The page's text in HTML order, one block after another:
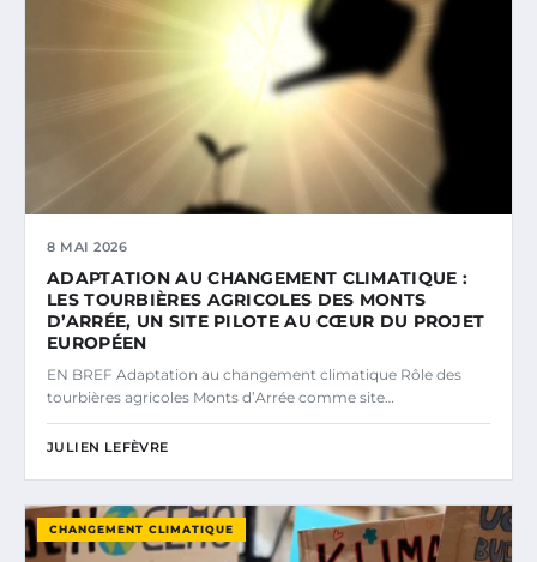
8 MAI 2026
ADAPTATION AU CHANGEMENT CLIMATIQUE :
LES TOURBIÈRES AGRICOLES DES MONTS
D’ARRÉE, UN SITE PILOTE AU CŒUR DU PROJET
EUROPÉEN
EN BREF Adaptation au changement climatique Rôle des
tourbières agricoles Monts d’Arrée comme site…
JULIEN LEFÈVRE
CHANGEMENT CLIMATIQUE